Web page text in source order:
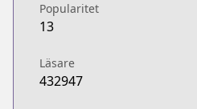
Popularitet
13
Läsare
432947